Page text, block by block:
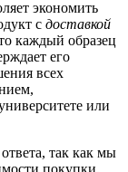
экономить
с доставкой
каждый образец
его
всех
или
так как мы
покупки.